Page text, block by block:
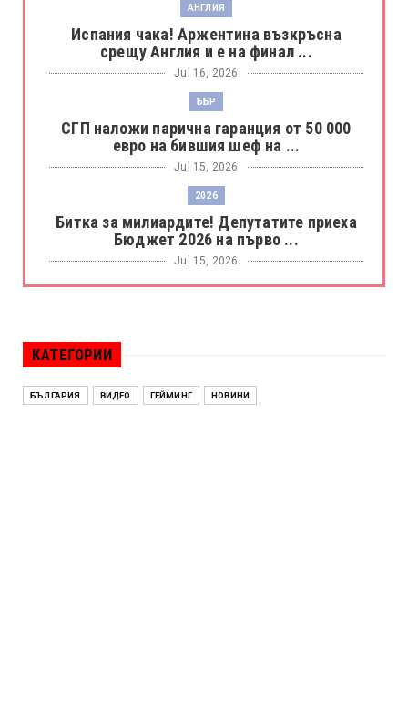
АНГЛИЯ
Испания чака! Аржентина възкръсна
срещу Англия и е на финал ...
Jul 16, 2026
ББР
СГП наложи парична гаранция от 50 000
евро на бившия шеф на ...
Jul 15, 2026
2026
Битка за милиардите! Депутатите приеха
Бюджет 2026 на първо ...
Jul 15, 2026
БОРАЦ
Без милост! Испания пречупи Франция и е
КАТЕГОРИИ
БЪЛГАРИЯ ВИДЕО ГЕЙМИНГ НОВИНИ